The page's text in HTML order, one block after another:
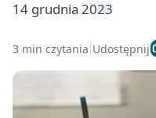
14 grudnia 2023
3 min czytania Udostępnij